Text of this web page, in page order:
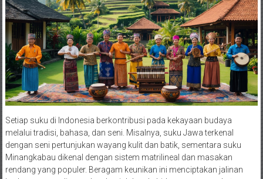
Setiap suku di Indonesia berkontribusi pada kekayaan budaya
melalui tradisi, bahasa, dan seni. Misalnya, suku Jawa terkenal
dengan seni pertunjukan wayang kulit dan batik, sementara suku
Minangkabau dikenal dengan sistem matrilineal dan masakan
rendang yang populer. Beragam keunikan ini menciptakan jalinan